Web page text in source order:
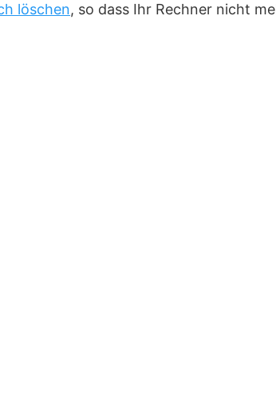
löschen, so dass Ihr Rechner nicht